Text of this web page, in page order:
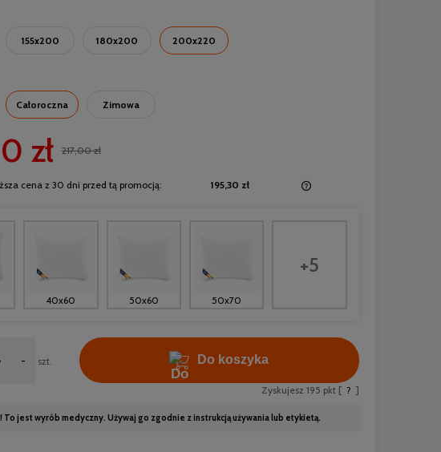
155x200 180x200 200x220
Całoroczna Zimowa
zł 217,00 zł
cena z 30 dni przed tą promocją: 195,30 zł
sprzedaży.
40x60 50x60 50x70
+5
- szt. Do koszyka
Zyskujesz 195 pkt [ ? ]
To jest wyrób medyczny. Używaj go zgodnie z instrukcją używania lub etykietą.